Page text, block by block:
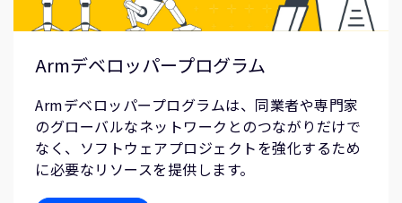
Armデベロッパープログラム
Armデベロッパープログラムは、同業者や専門家
のグローバルなネットワークとのつながりだけで
なく、ソフトウェアプロジェクトを強化するため
に必要なリソースを提供します。